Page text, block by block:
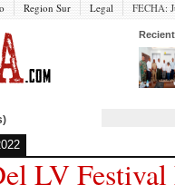
Region Sur Legal FECHA:
LV